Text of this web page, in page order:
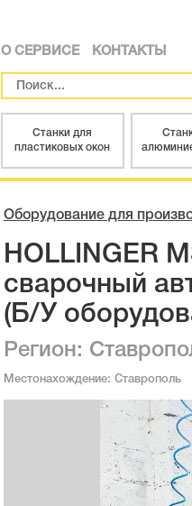
О СЕРВИСЕ КОНТАКТЫ
Станки для
пластиковых окон
Оборудование для
HOLLINGER
сварочный
(Б/У
Регион:
Местонахождение: Ставрополь